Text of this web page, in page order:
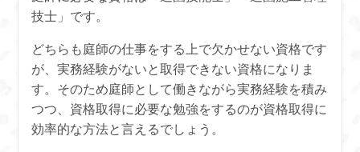
技士」です。
どちらも庭師の仕事をする上で欠かせない資格です
が、実務経験がないと取得できない資格になりま
す。そのため庭師として働きながら実務経験を積み
つつ、資格取得に必要な勉強をするのが資格取得に
効率的な方法と言えるでしょう。